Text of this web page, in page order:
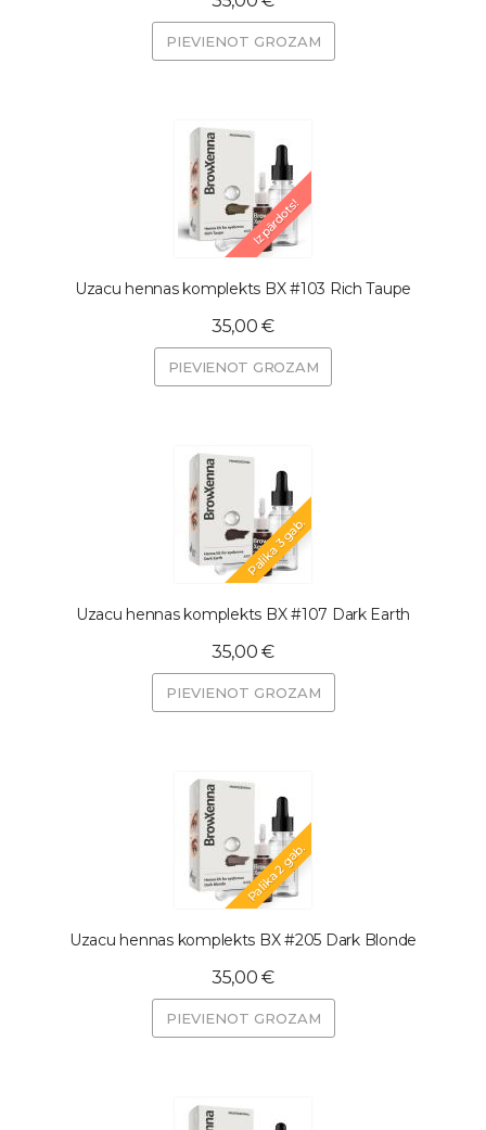
PIEVIENOT GROZAM
Izpārdots!
Uzacu hennas komplekts BX #103 Rich Taupe
35,00 €
PIEVIENOT GROZAM
Palika 3 gab.
Uzacu hennas komplekts BX #107 Dark Earth
35,00 €
PIEVIENOT GROZAM
Palika 2 gab.
Uzacu hennas komplekts BX #205 Dark Blonde
35,00 €
PIEVIENOT GROZAM